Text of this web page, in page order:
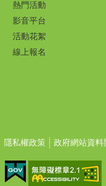
熱門活動
影音平台
活動花絮
線上報名
隱私權政策 政府網站資料